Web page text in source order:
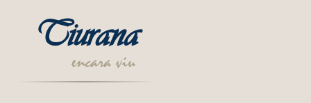
Tiurana
encara viu